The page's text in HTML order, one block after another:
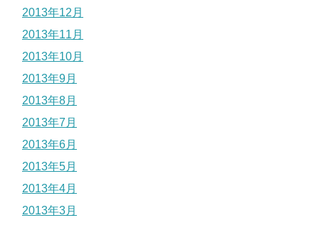
2013年12月
2013年11月
2013年10月
2013年9月
2013年8月
2013年7月
2013年6月
2013年5月
2013年4月
2013年3月